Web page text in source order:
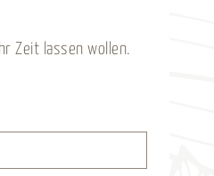
Zeit lassen wollen.